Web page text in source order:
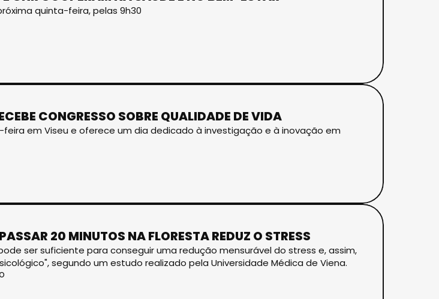
quinta-feira, pelas 9h30
CONGRESSO SOBRE QUALIDADE DE VIDA
em Viseu e oferece um dia dedicado à investigação e à inovação em
20 MINUTOS NA FLORESTA REDUZ O STRESS
ser suficiente para conseguir uma redução mensurável do stress e, assim,
segundo um estudo realizado pela Universidade Médica de Viena.